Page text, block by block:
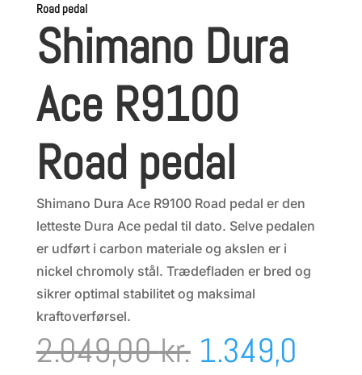
Road pedal
Shimano Dura
Ace R9100
Road pedal
Shimano Dura Ace R9100 Road pedal er den
letteste Dura Ace pedal til dato. Selve pedalen
er udført i carbon materiale og akslen er i
nickel chromoly stål. Trædefladen er bred og
sikrer optimal stabilitet og maksimal
kraftoverførsel.
2.049,00kr. Den
1.349,0